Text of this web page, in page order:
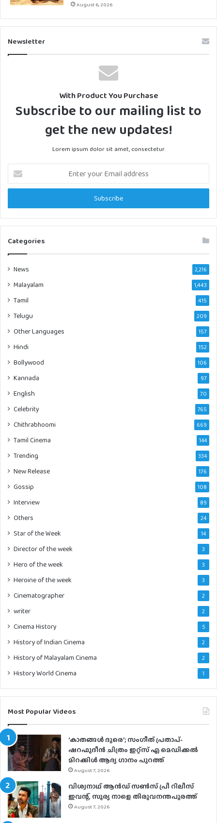
August 6, 2026
Newsletter
With Product You Purchase
Subscribe to our mailing list to
get the new updates!
Lorem ipsum dolor sit amet, consectetur.
Enter
your
Email
Categories
News 2,216
Malayalam 1,443
Tamil 415
Telugu 209
Other Languages 157
Hindi 152
Bollywood 106
Kannada 97
English 70
Celebrity 765
Chithrabhoomi 669
Tamil Cinema 144
Trending 334
New Release 176
Gossip 108
Interview 89
Others 24
Star of the Week 14
Director of the week 3
Hero of the week 3
Heroine of the week 3
Cinematographer 2
writer 2
Cinema History 5
History of Indian Cinema 2
History of Malayalam Cinema 2
History World Cinema 1
Most Popular Videos
‘കാതങ്ങൾ ദൂരെ’; സംഗീത് പ്രതാപ്-
ഷറഫുദീൻ ചിത്രം ഇറ്റ്സ് എ മെഡിക്കൽ
മിറക്കിൾ ആദ്യ ഗാനം പുറത്ത്
August 7, 2026
വിശ്വനാഥ് ആന്‍ഡ് സണ്‍സ് പ്രീ റിലീസ്
ഇവന്റ്, സൂര്യ നാളെ തിരുവനന്തപുരത്ത്
August 7, 2026